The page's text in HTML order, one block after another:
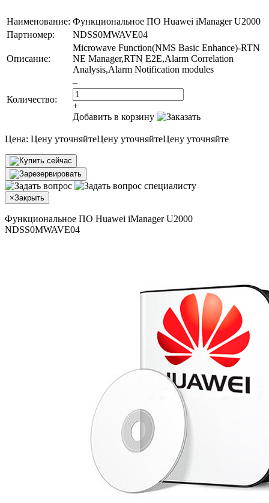
Наименование: Функциональное ПО Huawei iManager U2000
Партномер:
NDSS0MWAVE04
Описание:
Microwave Function(NMS Basic Enhance)-RTN
NE Manager,RTN E2E,Alarm Correlation
Analysis,Alarm Notification modules
Количество:
–
+
Добавить в корзину
Цена: Цену уточняйтеЦену уточняйтеЦену уточняйте
×Закрыть
Функциональное ПО Huawei iManager U2000
NDSS0MWAVE04